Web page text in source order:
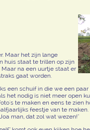
Maar het zijn lange
huis staat te trillen op zijn
na een uurtje staat er
gaat worden.
een schuif in die we een
het nodig is niet meer open
te maken en eens te zien
feestje van te
man, dat zol wat wezen!"